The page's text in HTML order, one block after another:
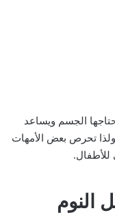
الجسم ويساعد
تحرص بعض الأمهات
للأطفال.
النوم